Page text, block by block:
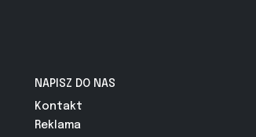
NAPISZ DO NAS
Kontakt
Reklama